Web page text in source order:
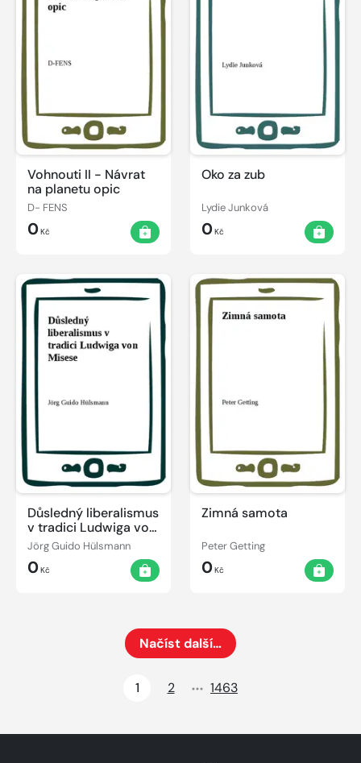
Vohnouti II - Návrat
na planetu opic
D- FENS
0Kč
Oko za zub
Lydie Junková
0Kč
Důsledný liberalismus
v tradici Ludwiga von
Misese
Jörg Guido Hülsmann
0Kč
Zimná samota
Peter Getting
0Kč
Načíst další…
1
2 1463